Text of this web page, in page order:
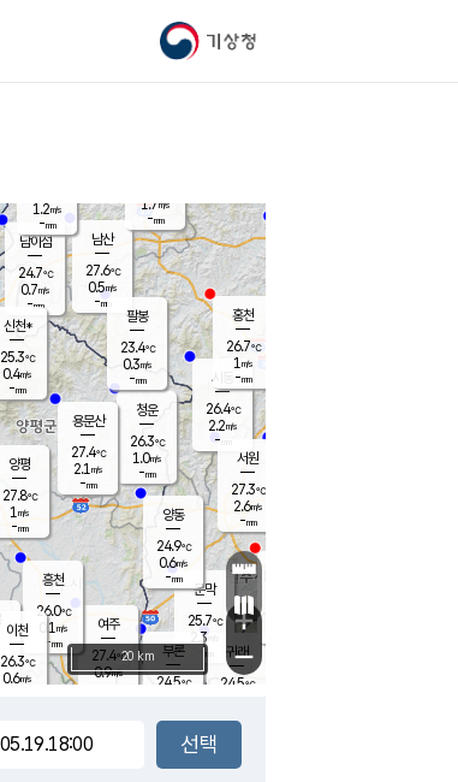
기상청
문막
25.7℃
2.3m/s
mm
남이섬
24.7℃
0.7m/s
-mm
부론
24.5℃
남산
27.6℃
0.5m/s
-mm
청운
26.3℃
1.0m/s
-mm
팔봉
23.4℃
0.3m/s
-mm
여주
27.4℃
0.9m/s
양동
24.9℃
0.6m/s
-mm
장호원
1.2m/s
-mm
신천*
25.3℃
0.4m/s
-mm
흥천
26.0℃
0.1 m/s
-mm
시동
26.4℃
2.2m/s
- mm
귀래
24.5℃
서원
27.3℃
2.6m/s
-mm
용문산
27.4℃
2.1 m/s
-mm
홍천
26.7℃
1 m/s
-mm
이천
26.3℃
0.6m/s
양평
27.8℃
1 m/s
-mm
1.7 m/s
-mm
+
−
20 km